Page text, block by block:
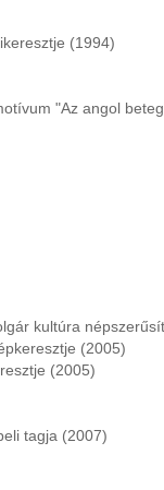
(1994)
"Az angol
kultúra
(2005)
(2005)
tagja (2007)